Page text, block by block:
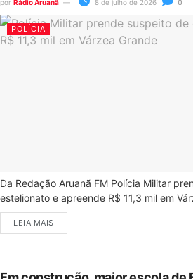
por Rádio Aruanã 8 de julho de 2026 0
POLÍCIA
Da Redação Aruanã FM Polícia Militar
estelionato e apreende R$ 11,3 mil em
LEIA MAIS